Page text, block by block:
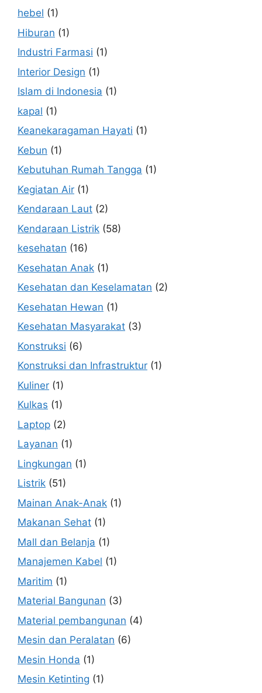
hebel (1)
Hiburan (1)
Industri Farmasi (1)
Interior Design (1)
Islam di Indonesia (1)
kapal (1)
Keanekaragaman Hayati (1)
Kebun (1)
Kebutuhan Rumah Tangga (1)
Kegiatan Air (1)
Kendaraan Laut (2)
Kendaraan Listrik (58)
kesehatan (16)
Kesehatan Anak (1)
Kesehatan dan Keselamatan (2)
Kesehatan Hewan (1)
Kesehatan Masyarakat (3)
Konstruksi (6)
Konstruksi dan Infrastruktur (1)
Kuliner (1)
Kulkas (1)
Laptop (2)
Layanan (1)
Lingkungan (1)
Listrik (51)
Mainan Anak-Anak (1)
Makanan Sehat (1)
Mall dan Belanja (1)
Manajemen Kabel (1)
Maritim (1)
Material Bangunan (3)
Material pembangunan (4)
Mesin dan Peralatan (6)
Mesin Honda (1)
Mesin Ketinting (1)